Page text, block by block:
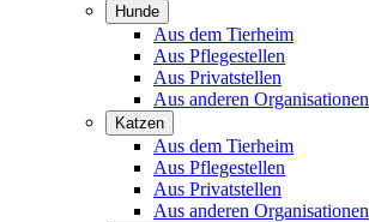
Hunde
Aus dem Tierheim
Aus Pflegestellen
Aus Privatstellen
Aus anderen Organisationen
Katzen
Aus dem Tierheim
Aus Pflegestellen
Aus Privatstellen
Aus anderen Organisationen